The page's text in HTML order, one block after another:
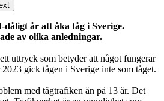
år att åka tåg i Sverige.
av olika anledningar.
uttryck som betyder att något fungerar
gick tågen i Sverige inte som tåget.
med tågtrafiken än på 13 år. Det